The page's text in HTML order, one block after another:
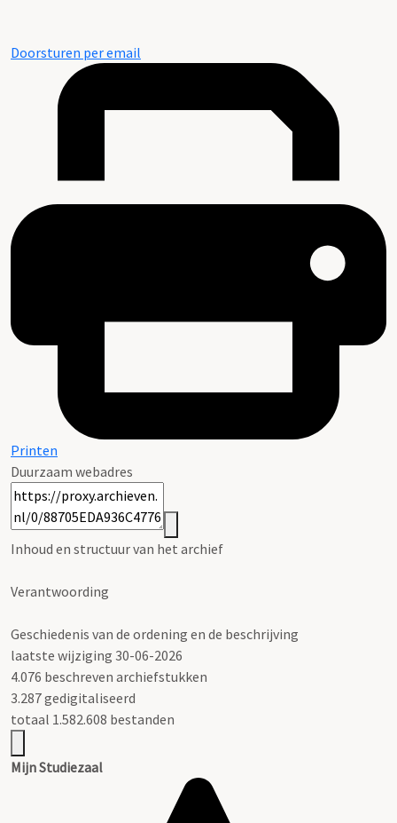
Doorsturen per email
Printen
Duurzaam webadres
Inhoud en structuur van het archief
Verantwoording
Geschiedenis van de ordening en de beschrijving
laatste wijziging 30-06-2026
4.076 beschreven archiefstukken
3.287 gedigitaliseerd
totaal 1.582.608 bestanden
Mijn Studiezaal